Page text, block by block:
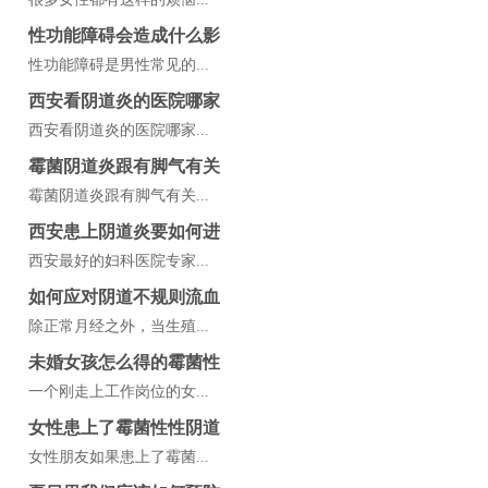
性功能障碍会造成什么影
性功能障碍是男性常见的...
西安看阴道炎的医院哪家
西安看阴道炎的医院哪家...
霉菌阴道炎跟有脚气有关
霉菌阴道炎跟有脚气有关...
西安患上阴道炎要如何进
西安最好的妇科医院专家...
如何应对阴道不规则流血
除正常月经之外，当生殖...
未婚女孩怎么得的霉菌性
一个刚走上工作岗位的女...
女性患上了霉菌性性阴道
女性朋友如果患上了霉菌...